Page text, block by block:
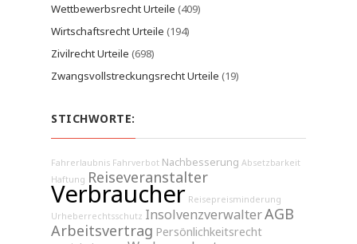
Wettbewerbsrecht Urteile (409)
Wirtschaftsrecht Urteile (194)
Zivilrecht Urteile (698)
Zwangsvollstreckungsrecht Urteile (19)
STICHWORTE:
Fahrerlaubnis Fahrverbot Nachbesserung Absetzbarkeit
Haftung Reiseveranstalter
Verbraucher Reisepreisminderung
Urheberrechtsschutz InsolvenzverwalterAGB
Arbeitsvertrag Persönlichkeitsrecht